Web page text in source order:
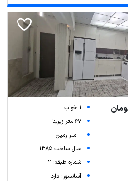
1 خواب
67 متر زیربنا
-- متر زمین
سال ساخت 1385
شماره طبقه: 2
آسانسور: دارد